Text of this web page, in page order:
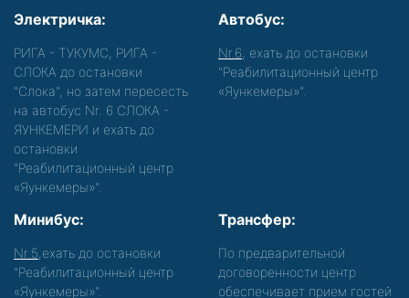
Электричка:
РИГА - ТУКУМС, РИГА -
СЛОКА до остановки
"Слока", но затем пересесть
на автобус Nr. 6 СЛОКА -
ЯУНКЕМЕРИ и ехать до
остановки
"Реабилитационный центр
«Яункемеры»".
Автобус:
Nr.6 , ехать до остановки
"Реабилитационный центр
«Яункемеры»".
Минибус:
Nr.5 ,ехать до остановки
"Реабилитационный центр
«Яункемеры»".
Трансфер:
По предварительной
договоренности центр
обеспечивает прием гостей